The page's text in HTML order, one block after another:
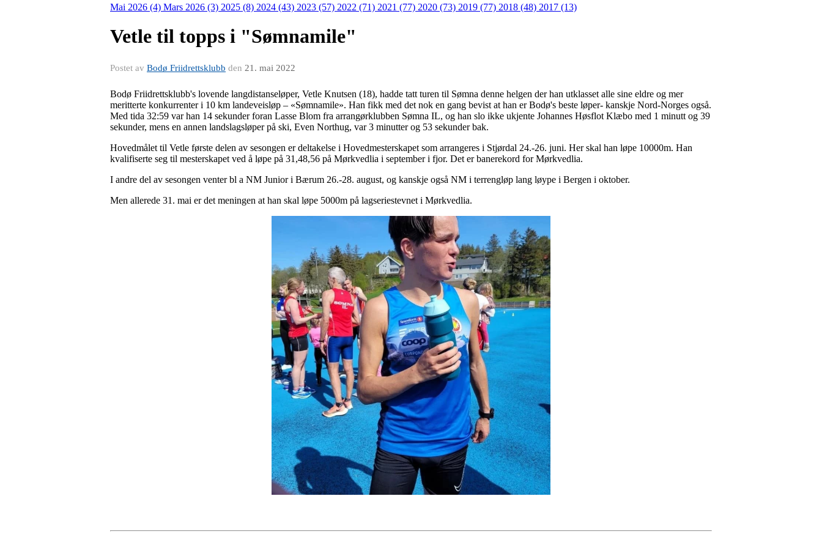
Mai 2026 (4) Mars 2026 (3) 2025 (8) 2024 (43) 2023 (57) 2022 (71) 2021 (77) 2020 (73) 2019 (77) 2018 (48) 2017 (13)
Vetle til topps i "Sømnamile"
Postet av Bodø Friidrettsklubb den 21. mai 2022
Bodø Friidrettsklubb's lovende langdistanseløper, Vetle Knutsen (18), hadde tatt turen til Sømna denne helgen der han utklasset alle sine eldre og mer
meritterte konkurrenter i 10 km landeveisløp – «Sømnamile». Han fikk med det nok en gang bevist at han er Bodø's beste løper- kanskje Nord-Norges også.
Med tida 32:59 var han 14 sekunder foran Lasse Blom fra arrangørklubben Sømna IL, og han slo ikke ukjente Johannes Høsflot Klæbo med 1 minutt og 39
sekunder, mens en annen landslagsløper på ski, Even Northug, var 3 minutter og 53 sekunder bak.
Hovedmålet til Vetle første delen av sesongen er deltakelse i Hovedmesterskapet som arrangeres i Stjørdal 24.-26. juni. Her skal han løpe 10000m. Han
kvalifiserte seg til mesterskapet ved å løpe på 31,48,56 på Mørkvedlia i september i fjor. Det er banerekord for Mørkvedlia.
I andre del av sesongen venter bl a NM Junior i Bærum 26.-28. august, og kanskje også NM i terrengløp lang løype i Bergen i oktober.
Men allerede 31. mai er det meningen at han skal løpe 5000m på lagseriestevnet i Mørkvedlia.